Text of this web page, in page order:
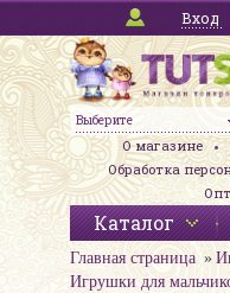
Вход
Выберите
О магазине
Обработка
Опт
Каталог
Главная страница
Игрушки для